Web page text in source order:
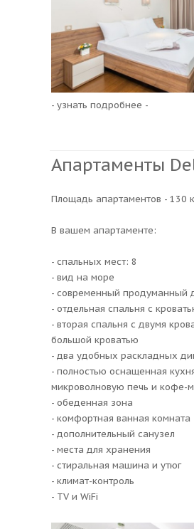
- узнать подробнее -
Апартаменты
Площадь апартаментов - 130
В вашем апартаменте:
- cпальных мест: 8
- вид на море
- современный продуманный
- отдельная спальня с
- вторая спальня с двумя
большой кроватью
- два удобных раскладных
- полностью оснащенная
микроволновую печь и кофе-
- обеденная зона
- комфортная ванная комната
- дополнительный санузел
- места для хранения
- стиральная машина и утюг
- климат-контроль
- TV и WiFi